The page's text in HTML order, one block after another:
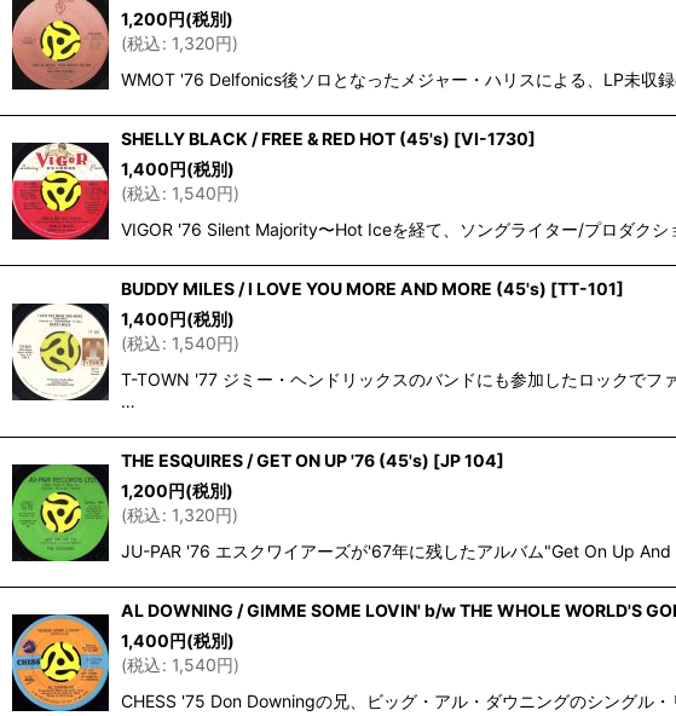
1,200円(税別)
(税込: 1,320円)
WMOT '76 Delfonics後ソロとなったメジャー・ハリスによる、LP未
SHELLY BLACK / FREE & RED HOT (45's) [VI-1730]
1,400円(税別)
(税込: 1,540円)
VIGOR '76 Silent Majority〜Hot Iceを経て、ソングライター/プロダク
BUDDY MILES / I LOVE YOU MORE AND MORE (45's) [TT-101]
1,400円(税別)
(税込: 1,540円)
T-TOWN '77 ジミー・ヘンドリックスのバンドにも参加したロックでフ
…
THE ESQUIRES / GET ON UP '76 (45's) [JP 104]
1,200円(税別)
(税込: 1,320円)
JU-PAR '76 エスクワイアーズが'67年に残したアルバム"Get On Up
AL DOWNING / GIMME SOME LOVIN' b/w THE WHOLE WORLD'S
1,400円(税別)
(税込: 1,540円)
CHESS '75 Don Downingの兄、ビッグ・アル・ダウニングのシング